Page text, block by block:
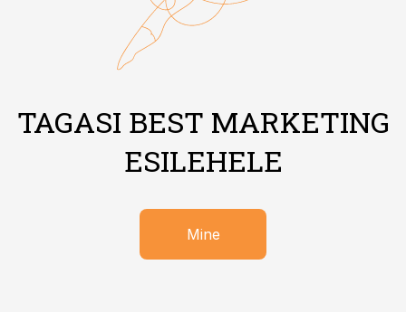
TAGASI BEST MARKETING
ESILEHELE
Mine